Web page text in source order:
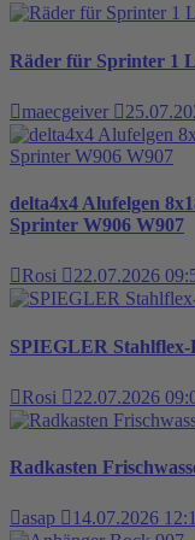
Räder für Sprinter 1
maecgeiver
delta4x4 Alufelgen
Sprinter W906 W907
Rosi 22.07.2026
SPIEGLER Stahlflex-
Rosi 22.07.2026
Radkasten
asap 14.07.2026